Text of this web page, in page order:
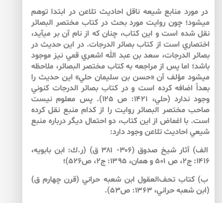
در مورد منابع شيعه ناقل احاديث تلاعن در ابتدا توهم
مي­شود؛ چون روايت مورد بحث در كتاب مختصر البصائر
نقل شده است و اين كتاب، چنان كه از نام آن بر مي­آيد،
اختصاري است از كتاب بصائر الدرجات. در اين حديث در
بصائر الدرجات، سعد بن عبد الله اشعري قمي نيز موجود
باشد؛ اما پس از مراجعه به كتاب مختصر البصائر، ملاحظه
مي­شود مؤلف آن «حسن بن سليمان حلي» اين حديث را
بعداً اضافه كرده است و در كتاب بصائر الدرجات كنوني
وجود ندارد (حلي، ۱۴۲۱: ص ۱۲۵). پس معلوم نيست
صاحب مختصر البصائر روايت را از كدام منبع نقل كرده
است. با اغماض از اين كتاب، دو احتمال ديگر درباره منبع
شيعي احاديث تلاعن وجود دارد:
الف) آثار شيخ صدوق (۳۰۶- ۳۸۱ ق) (ر.ك: ابن بابويه،
۱۴۱۶: ج۲، ص ۵۰۱ و همان، ۱۳۹۵: ج۲، ص۵۲۶)؛
ب) كتاب تحف‌العقول ابن شعبه حراني (قرن چهارم ق)
(ابن شعبه حراني، ۱۳۶۳: ص۵۳).